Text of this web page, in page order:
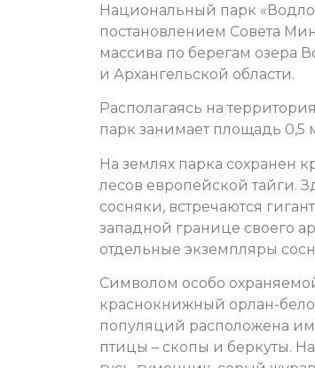
Национальный парк
постановлением Совета
массива по берегам озера
и Архангельской области.
Располагаясь на
парк занимает площадь
На землях парка сохранен
лесов европейской тайги.
сосняки, встречаются
западной границе своего
отдельные экземпляры
Символом особо
краснокнижный орлан-
популяций расположена
птицы – скопы и беркуты.